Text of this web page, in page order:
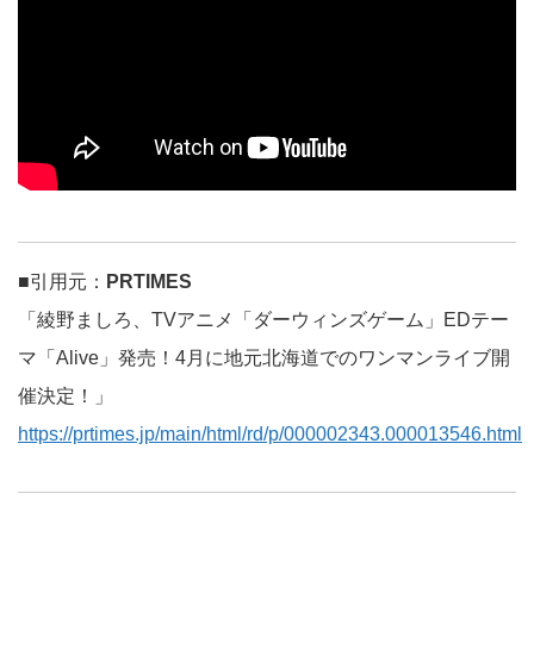
■引用元： PRTIMES
「綾野ましろ、TVアニメ「ダーウィンズゲーム」EDテー
マ「Alive」発売！4月に地元北海道でのワンマンライブ開
催決定！」
https://prtimes.jp/main/html/rd/p/000002343.000013546.html